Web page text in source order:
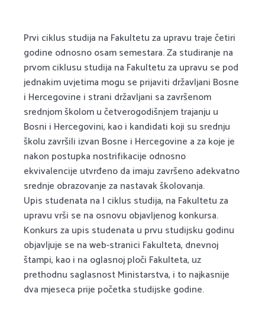
Prvi ciklus studija na Fakultetu za upravu traje četiri
godine odnosno osam semestara. Za studiranje na
prvom ciklusu studija na Fakultetu za upravu se pod
jednakim uvjetima mogu se prijaviti državljani Bosne
i Hercegovine i strani državljani sa završenom
srednjom školom u četverogodišnjem trajanju u
Bosni i Hercegovini, kao i kandidati koji su srednju
školu završili izvan Bosne i Hercegovine a za koje je
nakon postupka nostrifikacije odnosno
ekvivalencije utvrđeno da imaju završeno adekvatno
srednje obrazovanje za nastavak školovanja.
Upis studenata na I ciklus studija, na Fakultetu za
upravu vrši se na osnovu objavljenog konkursa.
Konkurs za upis studenata u prvu studijsku godinu
objavljuje se na web-stranici Fakulteta, dnevnoj
štampi, kao i na oglasnoj ploči Fakulteta, uz
prethodnu saglasnost Ministarstva, i to najkasnije
dva mjeseca prije početka studijske godine.